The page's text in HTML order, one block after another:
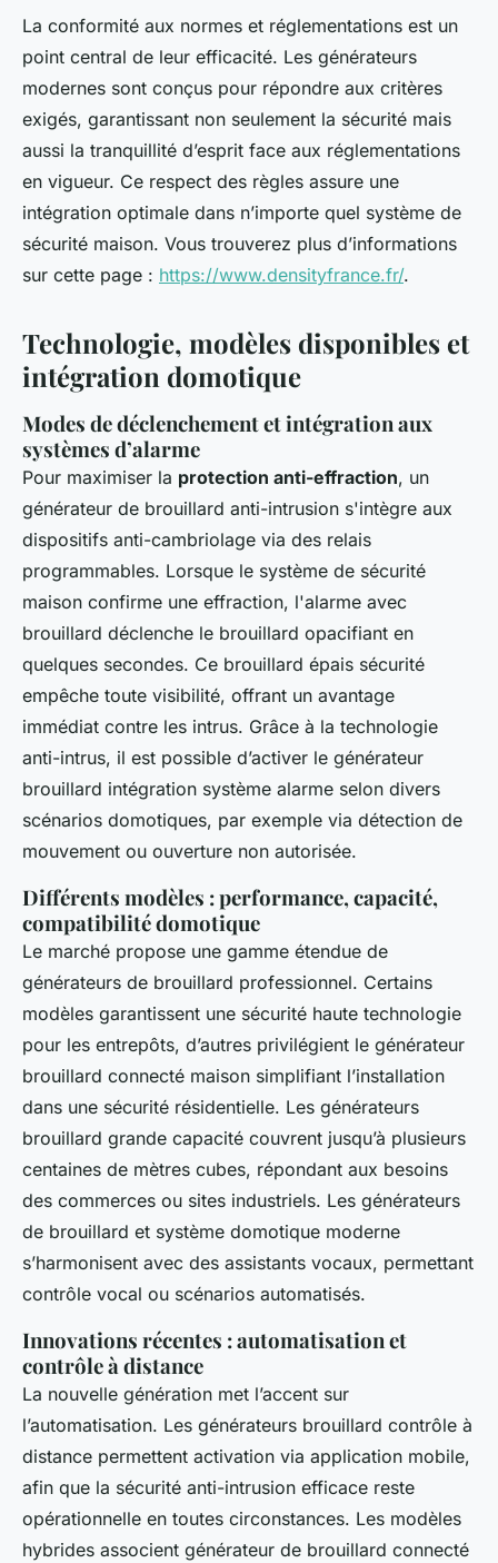
La conformité aux normes et réglementations est un
point central de leur efficacité. Les générateurs
modernes sont conçus pour répondre aux critères
exigés, garantissant non seulement la sécurité mais
aussi la tranquillité d’esprit face aux réglementations
en vigueur. Ce respect des règles assure une
intégration optimale dans n’importe quel système de
sécurité maison. Vous trouverez plus d’informations
sur cette page : https://www.densityfrance.fr/.
Technologie, modèles disponibles et
intégration domotique
Modes de déclenchement et intégration aux
systèmes d’alarme
Pour maximiser la protection anti-effraction, un
générateur de brouillard anti-intrusion s'intègre aux
dispositifs anti-cambriolage via des relais
programmables. Lorsque le système de sécurité
maison confirme une effraction, l'alarme avec
brouillard déclenche le brouillard opacifiant en
quelques secondes. Ce brouillard épais sécurité
empêche toute visibilité, offrant un avantage
immédiat contre les intrus. Grâce à la technologie
anti-intrus, il est possible d’activer le générateur
brouillard intégration système alarme selon divers
scénarios domotiques, par exemple via détection de
mouvement ou ouverture non autorisée.
Différents modèles : performance, capacité,
compatibilité domotique
Le marché propose une gamme étendue de
générateurs de brouillard professionnel. Certains
modèles garantissent une sécurité haute technologie
pour les entrepôts, d’autres privilégient le générateur
brouillard connecté maison simplifiant l’installation
dans une sécurité résidentielle. Les générateurs
brouillard grande capacité couvrent jusqu’à plusieurs
centaines de mètres cubes, répondant aux besoins
des commerces ou sites industriels. Les générateurs
de brouillard et système domotique moderne
s’harmonisent avec des assistants vocaux, permettant
contrôle vocal ou scénarios automatisés.
Innovations récentes : automatisation et
contrôle à distance
La nouvelle génération met l’accent sur
l’automatisation. Les générateurs brouillard contrôle à
distance permettent activation via application mobile,
afin que la sécurité anti-intrusion efficace reste
opérationnelle en toutes circonstances. Les modèles
hybrides associent générateur de brouillard connecté